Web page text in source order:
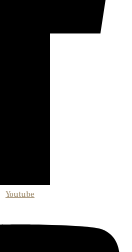
Youtube